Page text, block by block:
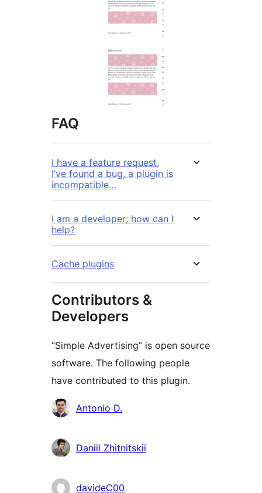
FAQ
I have a feature request,
I’ve found a bug, a plugin is
incompatible…
I am a developer; how can I
help?
Cache plugins
Contributors &
Developers
“Simple Advertising” is open source
software. The following people
have contributed to this plugin.
Contributors
Antonio D.
Daniil Zhitnitskii
davideC00